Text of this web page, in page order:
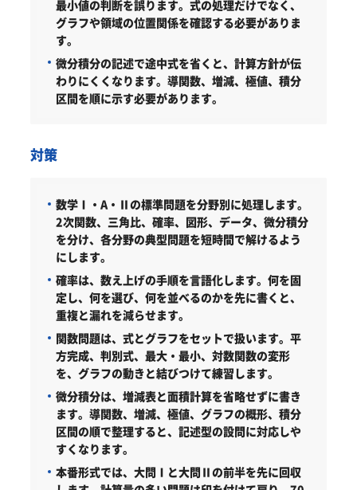
最小値の判断を誤ります。式の処理だけでなく、
グラフや領域の位置関係を確認する必要がありま
す。
微分積分の記述で途中式を省くと、計算方針が伝
わりにくくなります。導関数、増減、極値、積分
区間を順に示す必要があります。
対策
数学Ⅰ・A・Ⅱの標準問題を分野別に処理します。
2次関数、三角比、確率、図形、データ、微分積分
を分け、各分野の典型問題を短時間で解けるよう
にします。
確率は、数え上げの手順を言語化します。 何を固
定し、何を選び、何を並べるのかを先に書くと、
重複と漏れを減らせます。
関数問題は、式とグラフをセットで扱います。 平
方完成、判別式、最大・最小、対数関数の変形
を、グラフの動きと結びつけて練習します。
微分積分は、増減表と面積計算を省略せずに書き
ます。 導関数、増減、極値、グラフの概形、積分
区間の順で整理すると、記述型の設問に対応しや
すくなります。
本番形式では、大問Ⅰと大問Ⅱの前半を先に回収